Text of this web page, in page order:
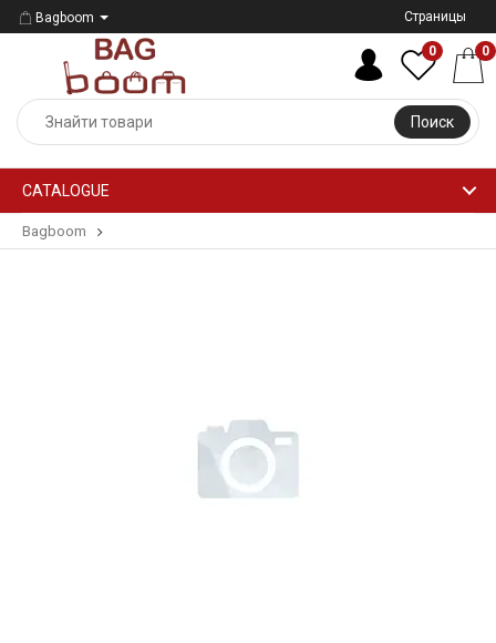
Bagboom Страницы
Поиск
0 0
CATALOGUE
Bagboom